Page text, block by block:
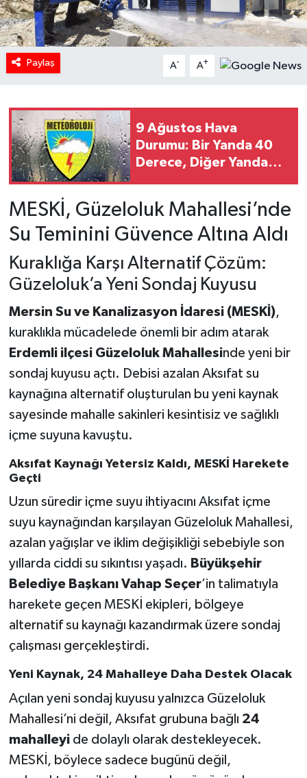
Paylaş A- A+
9 Ağustos Hava
Durumu: Bir Yanda 40
Derece, Diğer Yanda
MESKİ, Güzeloluk Mahallesi’nde
Su Teminini Güvence Altına Aldı
Kuraklığa Karşı Alternatif Çözüm:
Güzeloluk’a Yeni Sondaj Kuyusu
Mersin Su ve Kanalizasyon İdaresi (MESKİ),
kuraklıkla mücadelede önemli bir adım atarak
Erdemli ilçesi Güzeloluk Mahallesinde yeni bir
sondaj kuyusu açtı. Debisi azalan Aksıfat su
kaynağına alternatif oluşturulan bu yeni kaynak
sayesinde mahalle sakinleri kesintisiz ve sağlıklı
içme suyuna kavuştu.
Aksıfat Kaynağı Yetersiz Kaldı, MESKİ Harekete
Geçti
Uzun süredir içme suyu ihtiyacını Aksıfat içme
suyu kaynağından karşılayan Güzeloluk Mahallesi,
azalan yağışlar ve iklim değişikliği sebebiyle son
yıllarda ciddi su sıkıntısı yaşadı. Büyükşehir
Belediye Başkanı Vahap Seçer’in talimatıyla
harekete geçen MESKİ ekipleri, bölgeye
alternatif su kaynağı kazandırmak üzere sondaj
çalışması gerçekleştirdi.
Yeni Kaynak, 24 Mahalleye Daha Destek Olacak
Açılan yeni sondaj kuyusu yalnızca Güzeloluk
Mahallesi’ni değil, Aksıfat grubuna bağlı 24
mahalleyide dolaylı olarak destekleyecek.
MESKİ, böylece sadece bugünü değil,